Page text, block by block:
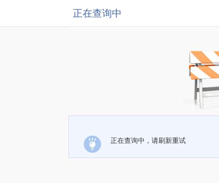
正在查询中
正在查询中，请刷新重试